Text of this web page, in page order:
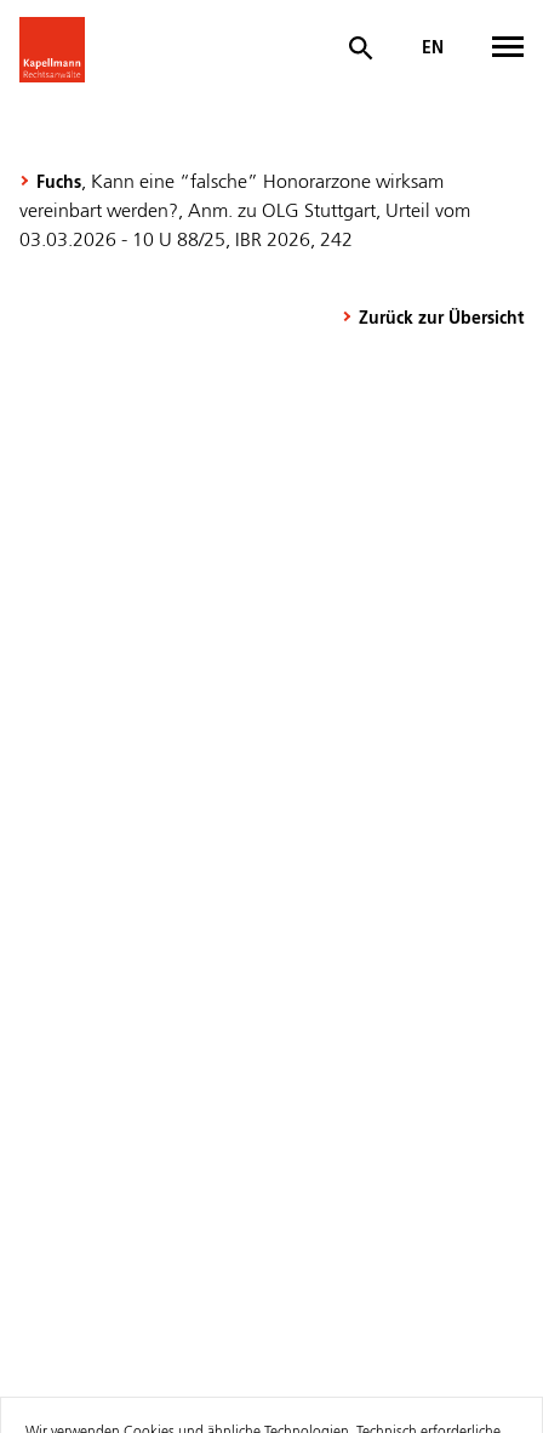
EN
Fuchs, Kann eine “falsche” Honorarzone wirksam
vereinbart werden?, Anm. zu OLG Stuttgart, Urteil vom
03.03.2026 - 10 U 88/25, IBR 2026, 242
Zurück zur Übersicht